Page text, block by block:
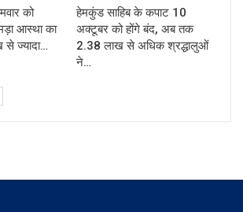
को
आस्था का
ज्यादा…
हेमकुंड साहिब के कपाट 10
अक्टूबर को होंगे बंद, अब तक
2.38 लाख से अधिक श्रद्धालुओं
ने…